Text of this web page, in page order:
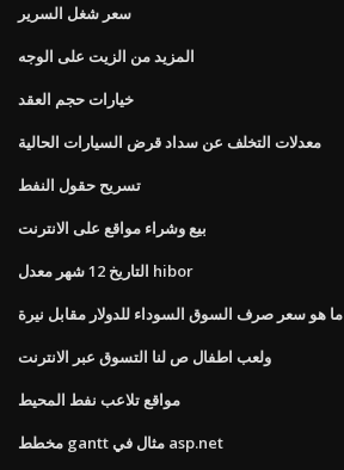
سعر شغل السرير
المزيد من الزيت على الوجه
خيارات حجم العقد
معدلات التخلف عن سداد قرض السيارات الحالية
تسريح حقول النفط
بيع وشراء مواقع على الانترنت
التاريخ 12 شهر معدل hibor
ما هو سعر صرف السوق السوداء للدولار مقابل نيرة
ولعب اطفال ص لنا التسوق عبر الانترنت
مواقع تلاعب نفط المحيط
مخطط gantt مثال في asp.net